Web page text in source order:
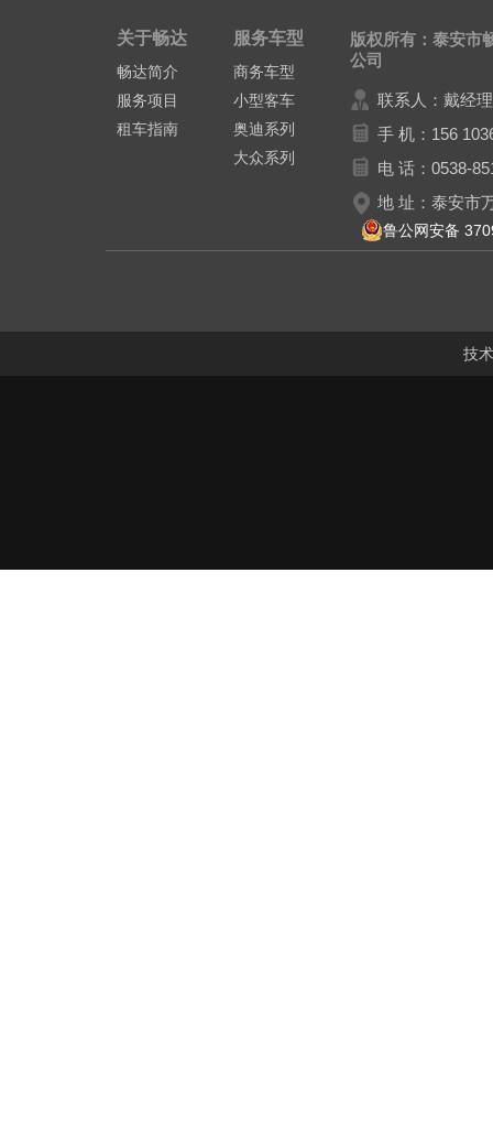
关于畅达
畅达简介
服务项目
租车指南
服务车型
商务车型
小型客车
奥迪系列
大众系列
版权所有：泰安市
公司
联系人：戴经理
手 机：156
电 话：0538-
地 址：泰安市
鲁公网安备
技